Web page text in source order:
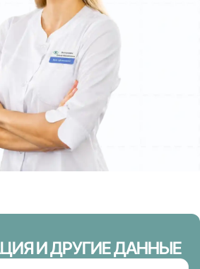
И ДРУГИЕ ДАННЫЕ